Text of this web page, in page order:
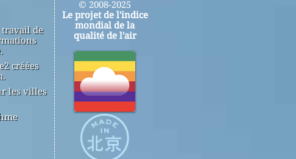
travail de
créées
les villes
© 2008-2025
Le projet de l'indice
mondial de la
qualité de l'air